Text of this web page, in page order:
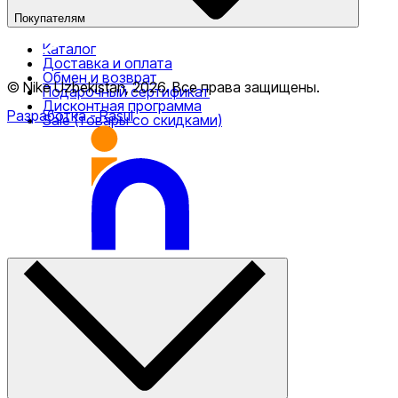
Покупателям
Каталог
Доставка и оплата
Обмен и возврат
Подарочный сертификат
Дисконтная программа
Sale (товары со скидками)
© Nike Uzbekistan,2026.Все права защищены.
Разработка- Rasul